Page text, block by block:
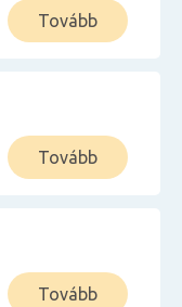
Tovább
Tovább
Tovább